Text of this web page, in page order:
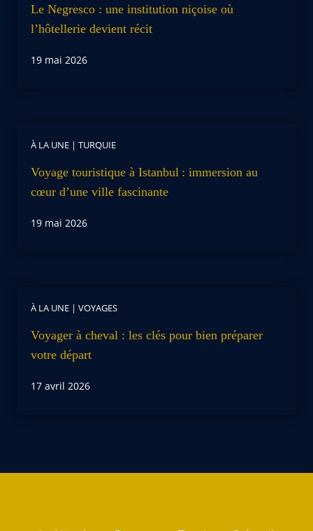
Le Negresco : une institution niçoise où
l’hôtellerie devient récit
19 mai 2026
À LA UNE | TURQUIE
Voyage touristique à Istanbul : immersion au
cœur d’une ville fascinante
19 mai 2026
À LA UNE | VOYAGES
Voyager à cheval : les clés pour bien préparer
votre départ
17 avril 2026